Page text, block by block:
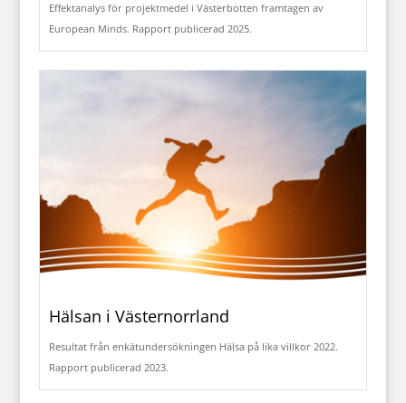
Effektanalys för projektmedel i Västerbotten framtagen av
European Minds. Rapport publicerad 2025.
Hälsan i Västernorrland
Resultat från enkätundersökningen Hälsa på lika villkor 2022.
Rapport publicerad 2023.